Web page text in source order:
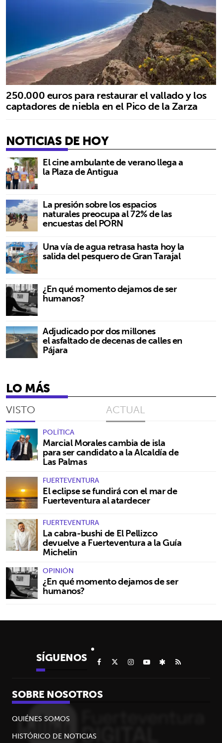
250.000 euros para restaurar el vallado y los
captadores de niebla en el Pico de la Zarza
NOTICIAS DE HOY
El cine ambulante de verano llega a
la Plaza de Antigua
La presión sobre los espacios
naturales preocupa al 72% de las
encuestas del PORN
Una vía de agua retrasa hasta hoy la
salida del pesquero de Gran Tarajal
¿En qué momento dejamos de ser
humanos?
Adjudicado por dos millones
el asfaltado de decenas de calles en
Pájara
LO MÁS
VISTO ACTUAL
POLÍTICA
Marcial Morales cambia de isla
para ser candidato a la Alcaldía de
Las Palmas
FUERTEVENTURA
El eclipse se fundirá con el mar de
Fuerteventura al atardecer
FUERTEVENTURA
La cabra-bushi de El Pellizco
devuelve a Fuerteventura a la Guía
Michelin
OPINIÓN
¿En qué momento dejamos de ser
humanos?
SÍGUENOS
SOBRE NOSOTROS
QUIÉNES SOMOS
HISTÓRICO DE NOTICIAS